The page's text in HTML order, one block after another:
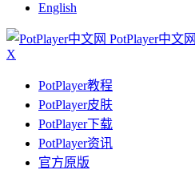
English
PotPlayer中文网
X
PotPlayer教程
PotPlayer皮肤
PotPlayer下载
PotPlayer资讯
官方原版